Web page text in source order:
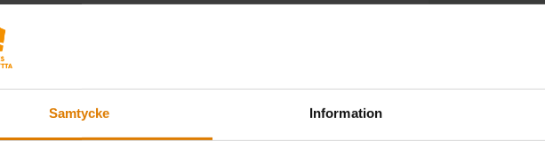
Samtycke Information
TILLBAKA TILL ÖVERSIKTEN